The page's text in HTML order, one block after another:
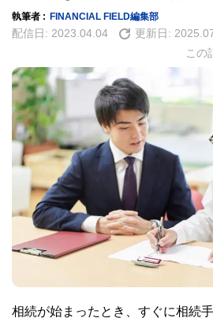
執筆者 : FINANCIAL FIELD編集部
配信日: 2023.04.04 更新日:
この
相続が始まったとき、すぐに相続